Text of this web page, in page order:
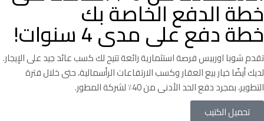
خطة الدفع الخاصة بك
خطة دفع على مدى 4 سنوات!
تقدم شوبا اوربيس فرصة استثمارية رائعة تتيح لك كسب عائد جيد على الإيجار.
لديك أيضًا خيار بيع العقار وكسب الارتفاعات الرأسمالية، حتى خلال فترة
التطوير، بمجرد دفع الحد الأدنى من 40٪ لشركة المطور.
تحميل الكتيب